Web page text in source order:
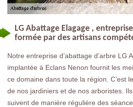
LG Abattage Elagage ,
formée par des artisans
Notre entreprise d’abattage d’arbre LG
implantée à Eclans Nenon fournit les
ce domaine dans toute la région. C’est
de nos jardiniers et de nos arboristes.
suivent de manière régulière des